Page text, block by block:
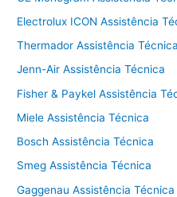
Electrolux ICON Assistência
Thermador Assistência Técnica
Jenn-Air Assistência Técnica
Fisher & Paykel Assistência
Miele Assistência Técnica
Bosch Assistência Técnica
Smeg Assistência Técnica
Gaggenau Assistência Técnica